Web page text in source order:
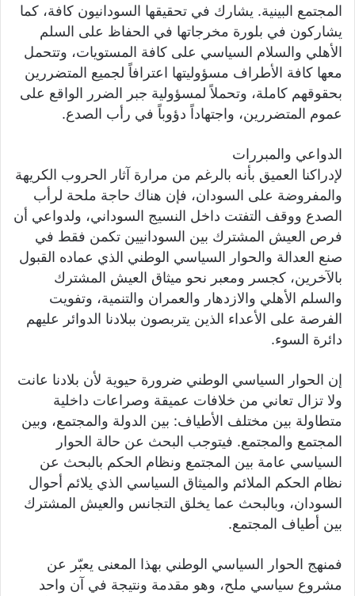
المجتمع البينية. يشارك في تحقيقها السودانيون كافة، كما
يشاركون في بلورة مخرجاتها في الحفاظ على السلم
الأهلي والسلام السياسي على كافة المستويات، وتتحمل
معها كافة الأطراف مسؤوليتها اعترافاً لجميع المتضررين
بحقوقهم كاملة، وتحملاً لمسؤولية جبر الضرر الواقع على
عموم المتضررين، واجتهاداً دؤوباً في رأب الصدع.
الدواعي والمبررات
لإدراكنا العميق بأنه بالرغم من مرارة آثار الحروب الكريهة
والمفروضة على السودان، فإن هناك حاجة ملحة لرأب
الصدع ووقف التفتت داخل النسيج السوداني، ولدواعي أن
فرص العيش المشترك بين السودانيين تكمن فقط في
صنع العدالة والحوار السياسي الوطني الذي عماده القبول
بالآخرين، كجسر ومعبر نحو ميثاق العيش المشترك
والسلم الأهلي والازدهار والعمران والتنمية، وتفويت
الفرصة على الأعداء الذين يتربصون ببلادنا الدوائر عليهم
دائرة السوء.
إن الحوار السياسي الوطني ضرورة حيوية لأن بلادنا عانت
ولا تزال تعاني من خلافات عميقة وصراعات داخلية
متطاولة بين مختلف الأطياف: بين الدولة والمجتمع، وبين
المجتمع والمجتمع. فيتوجب البحث عن حالة الحوار
السياسي عامة بين المجتمع ونظام الحكم بالبحث عن
نظام الحكم الملائم والميثاق السياسي الذي يلائم أحوال
السودان، وبالبحث عما يخلق التجانس والعيش المشترك
بين أطياف المجتمع.
فمنهج الحوار السياسي الوطني بهذا المعنى يعبّر عن
مشروع سياسي ملح، وهو مقدمة ونتيجة في آن واحد